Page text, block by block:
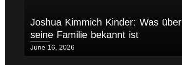
Joshua Kimmich Kinder: Was über
seine Familie bekannt ist
Posted
June 16, 2026